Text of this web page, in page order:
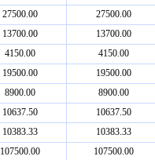
27500.00
27500.00
13700.00
13700.00
4150.00
4150.00
19500.00
19500.00
8900.00
8900.00
10637.50
10637.50
10383.33
10383.33
107500.00
107500.00